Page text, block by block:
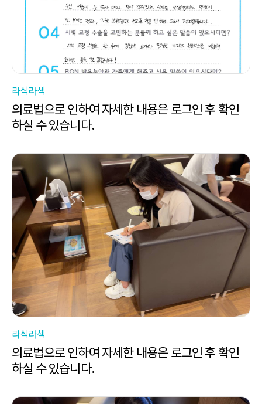
라식라섹
의료법으로 인하여 자세한 내용은 로그인 후 확인
하실 수 있습니다.
라식라섹
의료법으로 인하여 자세한 내용은 로그인 후 확인
하실 수 있습니다.